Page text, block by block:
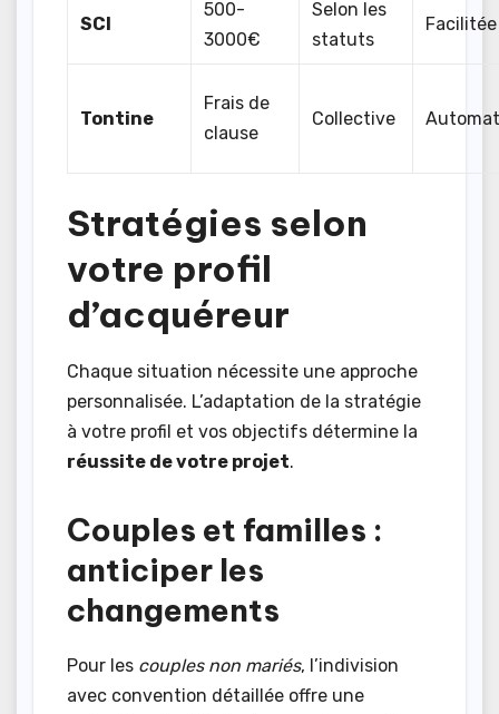
SCI
500-
3000€
Selon les
statuts
Facilitée
Tontine
Frais de
clause
Collective
Stratégies selon
votre profil
d’acquéreur
Chaque situation nécessite une approche
personnalisée. L’adaptation de la stratégie
à votre profil et vos objectifs détermine la
réussite de votre projet.
Couples et familles :
anticiper les
changements
Pour les couples non mariés, l’indivision
avec convention détaillée offre une